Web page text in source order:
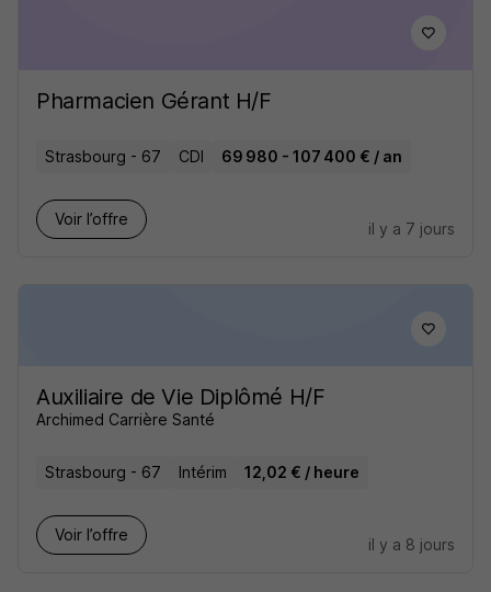
Pharmacien Gérant H/F
Strasbourg - 67 CDI 69 980 - 107 400 € / an
Voir l’offre
il y a 7 jours
Auxiliaire de Vie Diplômé H/F
Archimed Carrière Santé
Strasbourg - 67 Intérim 12,02 € / heure
Voir l’offre
il y a 8 jours